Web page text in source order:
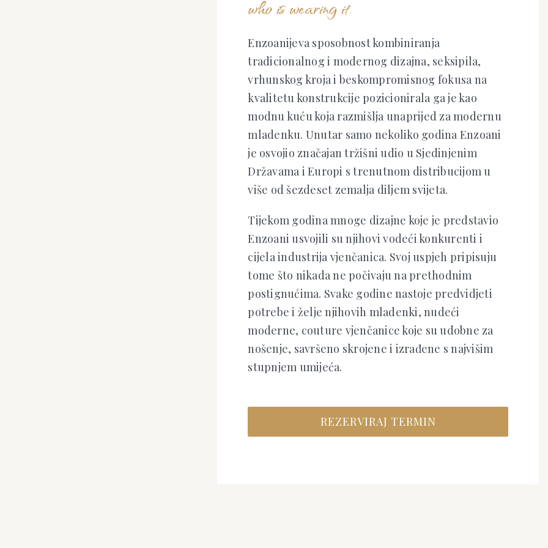
who is wearing it.
Enzoanijeva sposobnost kombiniranja
tradicionalnog i modernog dizajna, seksipila,
vrhunskog kroja i beskompromisnog fokusa na
kvalitetu konstrukcije pozicionirala ga je kao
modnu kuću koja razmišlja unaprijed za modernu
mladenku. Unutar samo nekoliko godina Enzoani
je osvojio značajan tržišni udio u Sjedinjenim
Državama i Europi s trenutnom distribucijom u
više od šezdeset zemalja diljem svijeta.
Tijekom godina mnoge dizajne koje je predstavio
Enzoani usvojili su njihovi vodeći konkurenti i
cijela industrija vjenčanica. Svoj uspjeh pripisuju
tome što nikada ne počivaju na prethodnim
postignućima. Svake godine nastoje predvidjeti
potrebe i želje njihovih mladenki, nudeći
moderne, couture vjenčanice koje su udobne za
nošenje, savršeno skrojene i izrađene s najvišim
stupnjem umijeća.
REZERVIRAJ TERMIN